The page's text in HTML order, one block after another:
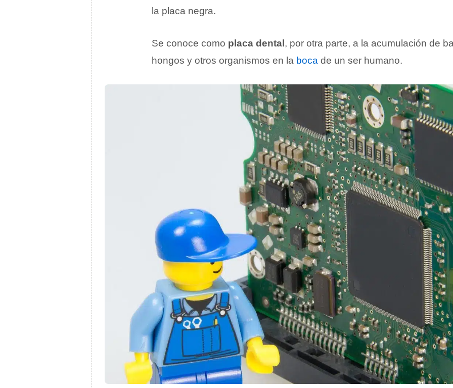
la placa negra.
Se conoce como placa dental , por otra parte, a la acumulación de
hongos y otros organismos en la boca de un ser humano.